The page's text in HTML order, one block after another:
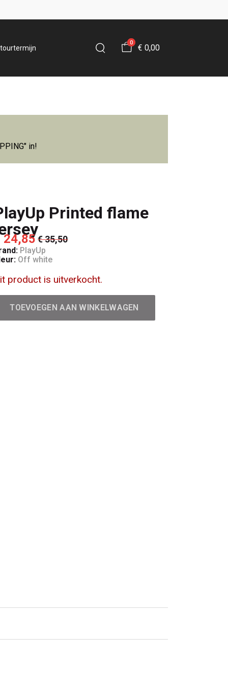
0
€ 0,00
in!
Printed flame
24,85 € 35,50
PlayUp
Off white
product is uitverkocht.
TOEVOEGEN AAN WINKELWAGEN